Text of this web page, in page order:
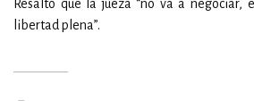
Resaltó que la jueza “no va a negociar,
libertad plena”.